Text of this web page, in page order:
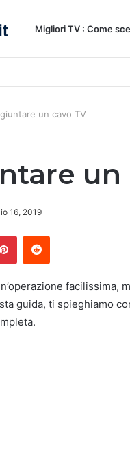
Migliori TV : Come
un cavo TV
un
16, 2019
facilissima,
guida, ti spieghiamo